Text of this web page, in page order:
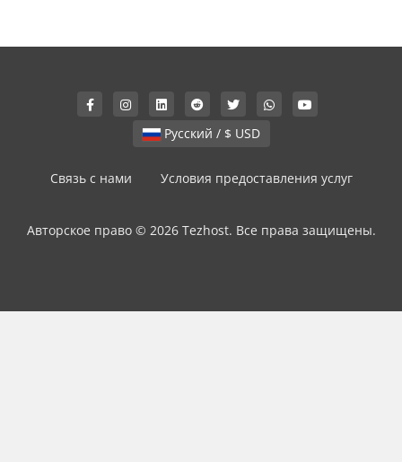
Русский / $ USD
Связь с нами Условия предоставления услуг
Авторское право © 2026 Tezhost. Все права защищены.